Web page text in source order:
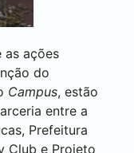
as ações
do
Campus, estão
entre a
Prefeitura
Club e Projeto